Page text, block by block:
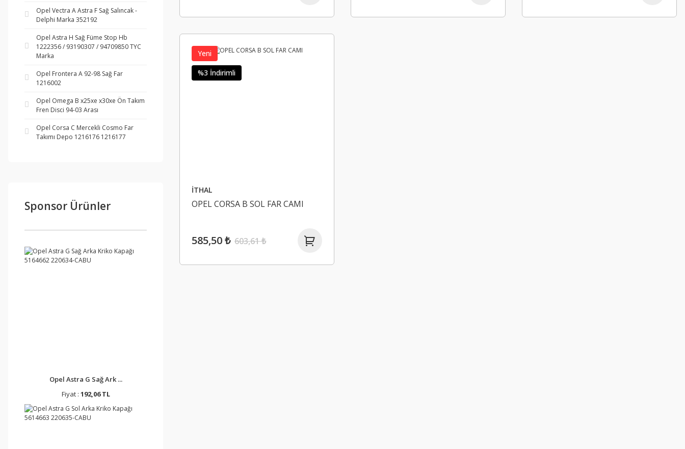
Opel Vectra A Astra F Sağ Salıncak -
Delphi Marka 352192
Opel Astra H Sağ Füme Stop Hb
1222356 / 93190307 / 94709850 TYC
Marka
Opel Frontera A 92-98 Sağ Far
1216002
Opel Omega B x25xe x30xe Ön Takım
Fren Disci 94-03 Arası
Opel Corsa C Mercekli Cosmo Far
Takımı Depo 1216176 1216177
Sponsor Ürünler
Opel Astra G Sağ Ark ...
Fiyat : 192,06 TL
Yeni
%3 İndirimli
İTHAL
OPEL CORSA B SOL FAR CAMI
585,50 ₺ 603,61 ₺